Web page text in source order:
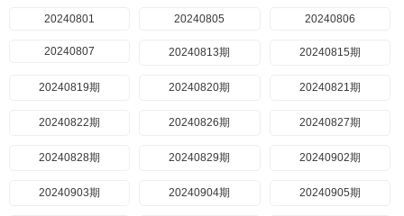
20240801 20240805 20240806
20240807 20240813期 20240815期
20240819期 20240820期 20240821期
20240822期 20240826期 20240827期
20240828期 20240829期 20240902期
20240903期 20240904期 20240905期